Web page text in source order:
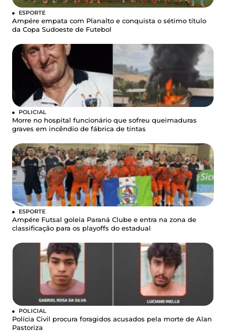
ESPORTE
Ampére empata com Planalto e conquista o sétimo título
da Copa Sudoeste de Futebol
POLICIAL
Morre no hospital funcionário que sofreu queimaduras
graves em incêndio de fábrica de tintas
ESPORTE
Ampére Futsal goleia Paraná Clube e entra na zona de
classificação para os playoffs do estadual
POLICIAL
Polícia Civil procura foragidos acusados pela morte de Alan
Pastoriza